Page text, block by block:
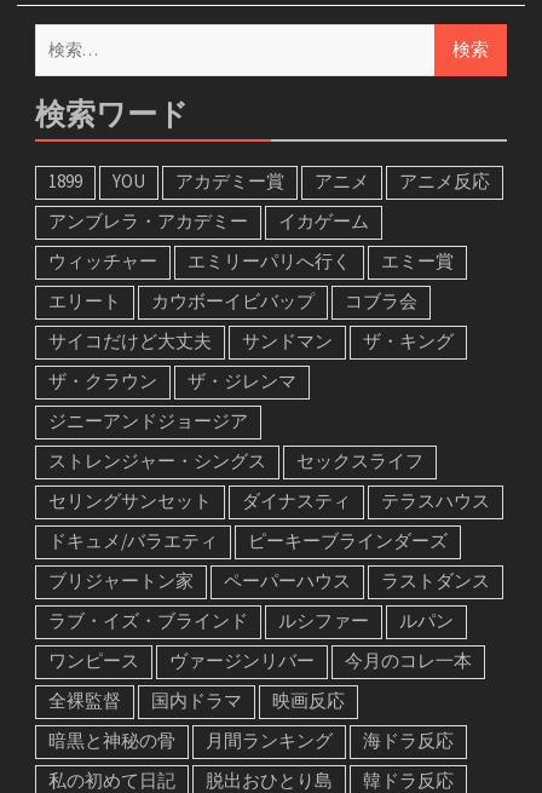
検
索:
検索ワード
1899 YOU アカデミー賞 アニメ
アニメ反応
アンブレラ・アカデミー
イカゲーム
ウィッチャー
エミリーパリへ行く
エミー賞
エリート
カウボーイビバップ
コブラ会
サイコだけど大丈夫
サンドマン
ザ・キング
ザ・クラウン
ザ・ジレンマ
ジニーアンドジョージア
ストレンジャー・シングス
セックスライフ
セリングサンセット
ダイナスティ
テラスハウス
ドキュメ/バラエティ
ピーキーブラインダーズ
ブリジャートン家
ペーパーハウス
ラストダンス
ラブ・イズ・ブラインド
ルシファー
ルパン
ワンピース
ヴァージンリバー
今月のコレ一本
全裸監督
国内ドラマ
映画反応
暗黒と神秘の骨
月間ランキング
海ドラ反応
私の初めて日記
脱出おひとり島
韓ドラ反応